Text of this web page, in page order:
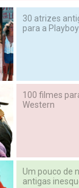
30 atrizes
para a Playboy
100 filmes
Western
Um pouco de
antigas